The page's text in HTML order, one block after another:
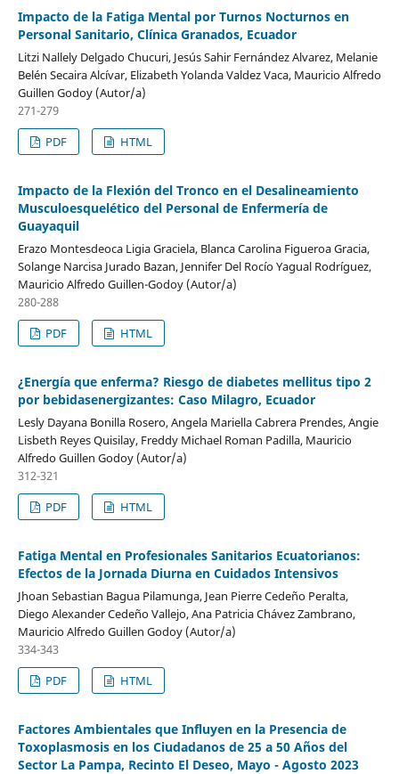
Impacto de la Fatiga Mental por Turnos Nocturnos en
Personal Sanitario, Clínica Granados, Ecuador
Litzi Nallely Delgado Chucuri, Jesús Sahir Fernández Alvarez, Melanie
Belén Secaira Alcívar, Elizabeth Yolanda Valdez Vaca, Mauricio Alfredo
Guillen Godoy (Autor/a)
271-279
PDF
HTML
Impacto de la Flexión del Tronco en el Desalineamiento
Musculoesquelético del Personal de Enfermería de
Guayaquil
Erazo Montesdeoca Ligia Graciela, Blanca Carolina Figueroa Gracia,
Solange Narcisa Jurado Bazan, Jennifer Del Rocío Yagual Rodríguez,
Mauricio Alfredo Guillen-Godoy (Autor/a)
280-288
PDF
HTML
¿Energía que enferma? Riesgo de diabetes mellitus tipo 2
por bebidasenergizantes: Caso Milagro, Ecuador
Lesly Dayana Bonilla Rosero, Angela Mariella Cabrera Prendes, Angie
Lisbeth Reyes Quisilay, Freddy Michael Roman Padilla, Mauricio
Alfredo Guillen Godoy (Autor/a)
312-321
PDF
HTML
Fatiga Mental en Profesionales Sanitarios Ecuatorianos:
Efectos de la Jornada Diurna en Cuidados Intensivos
Jhoan Sebastian Bagua Pilamunga, Jean Pierre Cedeño Peralta,
Diego Alexander Cedeño Vallejo, Ana Patricia Chávez Zambrano,
Mauricio Alfredo Guillen Godoy (Autor/a)
334-343
PDF
HTML
Factores Ambientales que Influyen en la Presencia de
Toxoplasmosis en los Ciudadanos de 25 a 50 Años del
Sector La Pampa, Recinto El Deseo, Mayo - Agosto 2023